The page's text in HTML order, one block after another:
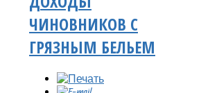
ЧИНОВНИКОВ С
ГРЯЗНЫМ БЕЛЬЕМ